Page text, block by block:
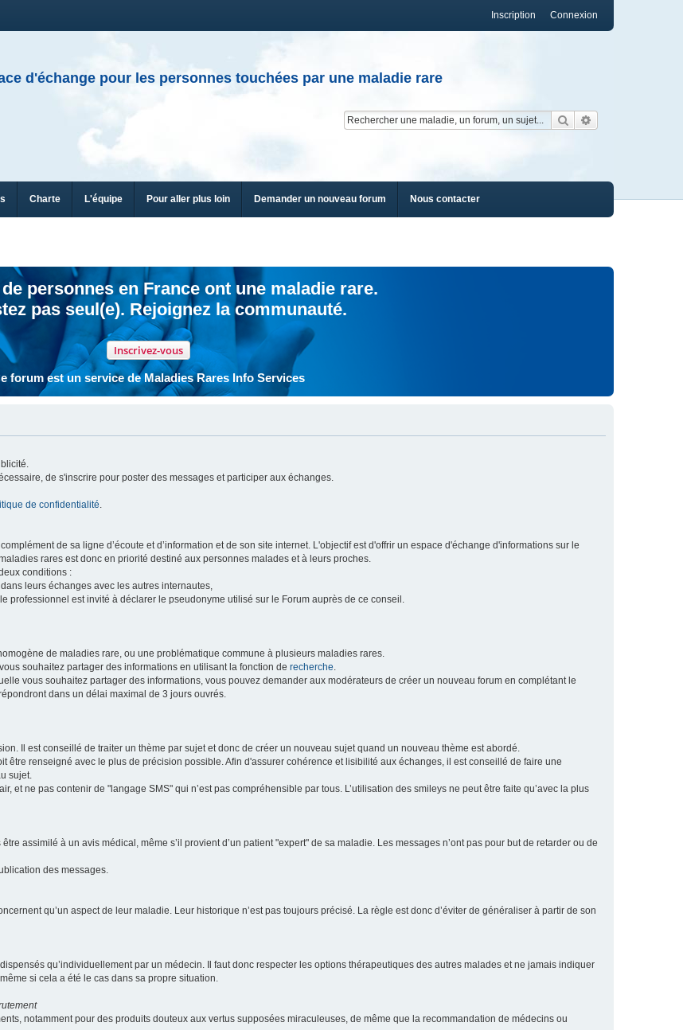
Connexion
Inscription
d'échange pour les personnes touchées par une maladie rare
Rechercher
Charte L'équipe Pour aller plus loin Demander un nouveau forum Nous contacter
personnes en France ont une maladie rare.
pas seul(e). Rejoignez la communauté.
Inscrivez-vous
forum est un service de Maladies Rares Info Services
de s'inscrire pour poster des messages et participer aux échanges.
de confidentialité.
de sa ligne d’écoute et d’information et de son site internet. L'objectif est d'offrir un espace d'échange d'informations sur le
rares est donc en priorité destiné aux personnes malades et à leurs proches.
conditions :
leurs échanges avec les autres internautes,
professionnel est invité à déclarer le pseudonyme utilisé sur le Forum auprès de ce conseil.
de maladies rare, ou une problématique commune à plusieurs maladies rares.
souhaitez partager des informations en utilisant la fonction de recherche.
vous souhaitez partager des informations, vous pouvez demander aux modérateurs de créer un nouveau forum en complétant le
dans un délai maximal de 3 jours ouvrés.
Il est conseillé de traiter un thème par sujet et donc de créer un nouveau sujet quand un nouveau thème est abordé.
être renseigné avec le plus de précision possible. Afin d'assurer cohérence et lisibilité aux échanges, il est conseillé de faire une
sujet.
et ne pas contenir de "langage SMS" qui n’est pas compréhensible par tous. L’utilisation des smileys ne peut être faite qu’avec la plus
assimilé à un avis médical, même s’il provient d’un patient "expert" de sa maladie. Les messages n’ont pas pour but de retarder ou de
des messages.
qu’un aspect de leur maladie. Leur historique n’est pas toujours précisé. La règle est donc d’éviter de généraliser à partir de son
qu’individuellement par un médecin. Il faut donc respecter les options thérapeutiques des autres malades et ne jamais indiquer
si cela a été le cas dans sa propre situation.
notamment pour des produits douteux aux vertus supposées miraculeuses, de même que la recommandation de médecins ou